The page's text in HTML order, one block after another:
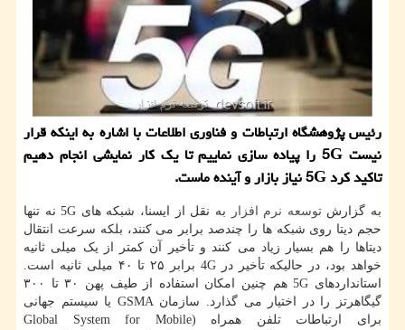
رئیس پژوهشگاه ارتباطات و فناوری اطلاعات با اشاره به اینكه قرار
نیست 5G را پیاده سازی نماییم تا یك كار نمایشی انجام دهیم
تاكید كرد 5G نیاز بازار و آینده ماست.
به گزارشتوسعه نرم افزار
به نقل از ایسنا، شبکه های 5G نه تنها
حجم دیتا روی شبکه ها را چندصد برابر می کنند، بلکه سرعت انتقال
دیتاها را هم بسیار زیاد می کنند و تأخیر آن کمتر از یک میلی ثانیه
خواهد بود، در حالیکه تأخیر در 4G برابر ۲۵ تا ۴۰ میلی ثانیه است.
استانداردهای 5G هم چنین امکان استفاده از طیف پهن ۳۰ تا ۳۰۰
گیگاهرتز را در اختیار می گذارد. سازمان GSMA یا سیستم جهانی
برای ارتباطات تلفن همراه (Global System for Mobile